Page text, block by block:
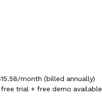
month (billed annually)
free trial + free demo available